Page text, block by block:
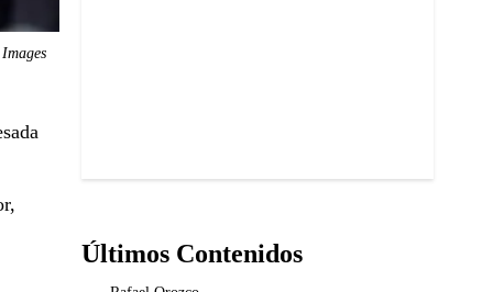
Últimos Contenidos